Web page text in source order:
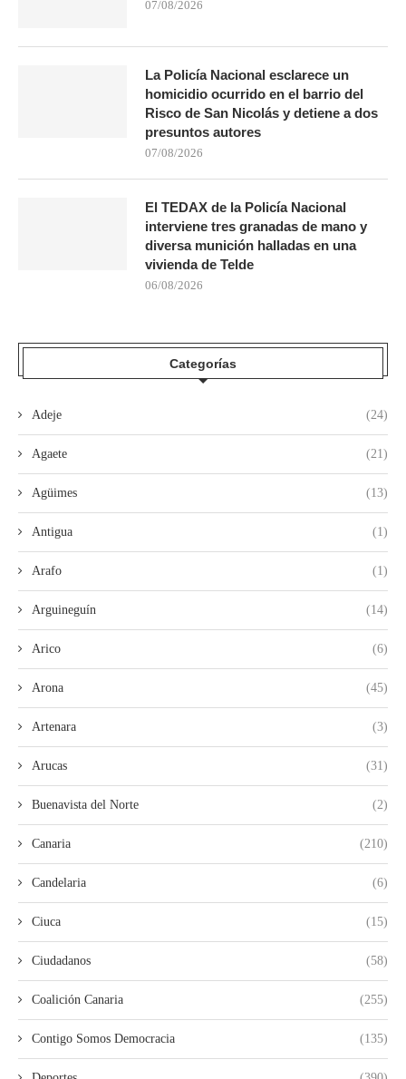
07/08/2026
La Policía Nacional esclarece un
homicidio ocurrido en el barrio del
Risco de San Nicolás y detiene a dos
presuntos autores
07/08/2026
El TEDAX de la Policía Nacional
interviene tres granadas de mano y
diversa munición halladas en una
vivienda de Telde
06/08/2026
Categorías
Adeje (24)
Agaete (21)
Agüimes (13)
Antigua (1)
Arafo (1)
Arguineguín (14)
Arico (6)
Arona (45)
Artenara (3)
Arucas (31)
Buenavista del Norte (2)
Canaria (210)
Candelaria (6)
Ciuca (15)
Ciudadanos (58)
Coalición Canaria (255)
Contigo Somos Democracia (135)